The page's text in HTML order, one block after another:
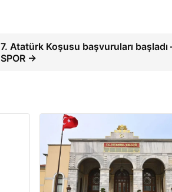
7. Atatürk Koşusu başvuruları başladı
SPOR →